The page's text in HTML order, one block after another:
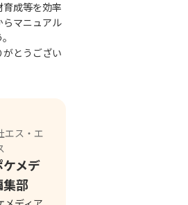
育成等を効率
らマニュアル
がとうござい
エス・エ
ケメデ
集部